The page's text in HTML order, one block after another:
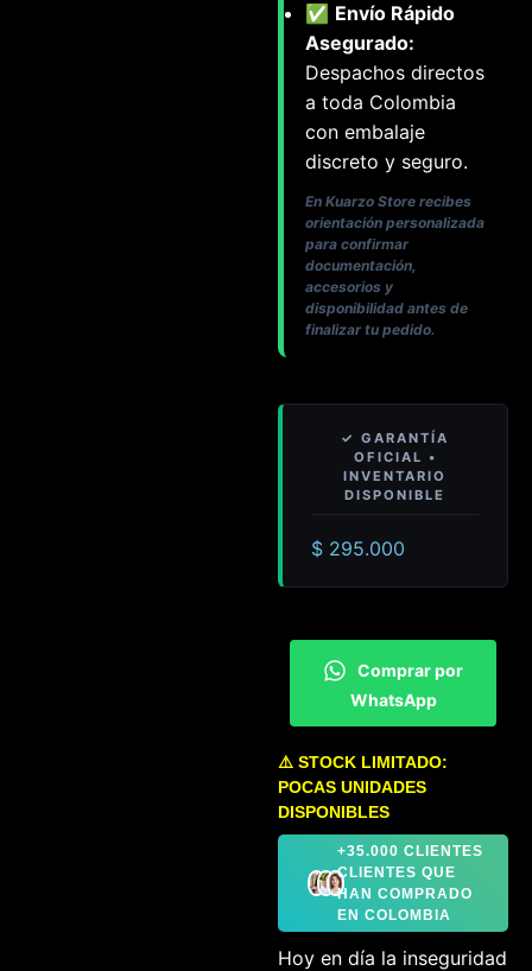
✅ Envío Rápido
Asegurado:
Despachos directos
a toda Colombia
con embalaje
discreto y seguro.
En Kuarzo Store recibes
orientación personalizada
para confirmar
documentación,
accesorios y
disponibilidad antes de
finalizar tu pedido.
$ 295.000
Comprar por
WhatsApp
⚠️ STOCK LIMITADO:
POCAS UNIDADES
DISPONIBLES
+35.000 CLIENTES
CLIENTES QUE
HAN COMPRADO
EN COLOMBIA
Hoy en día la inseguridad